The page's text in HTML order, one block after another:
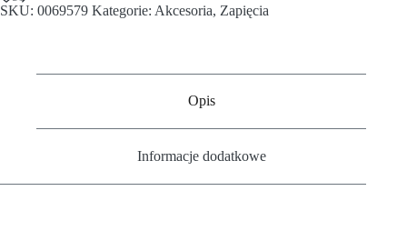
SKU: 0069579 Kategorie: Akcesoria, Zapięcia
Opis
Informacje dodatkowe